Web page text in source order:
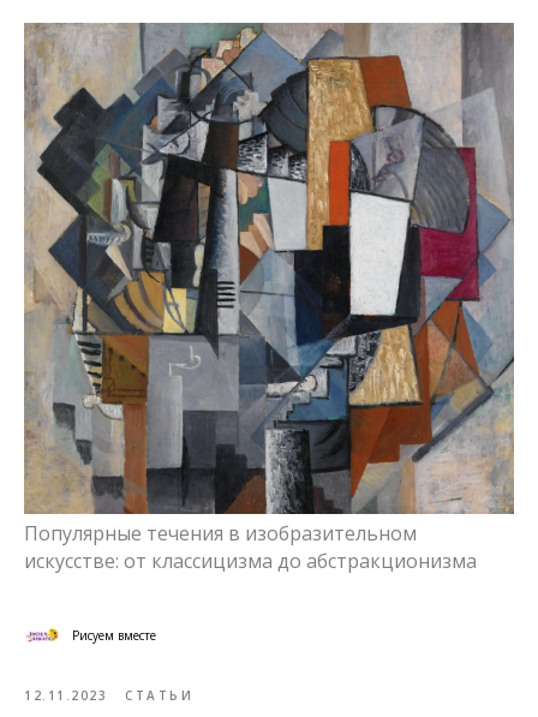
Популярные течения в изобразительном
искусстве: от классицизма до абстракционизма
Рисуем вместе
12.11.2023 СТАТЬИ